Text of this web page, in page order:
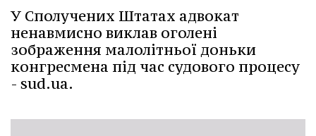
У Сполучених Штатах адвокат
ненавмисно виклав оголені
зображення малолітньої доньки
конгресмена під час судового процесу
- sud.ua.